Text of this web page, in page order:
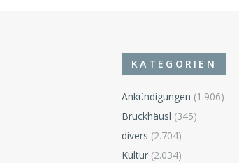
KATEGORIEN
Ankündigungen (1.906)
Bruckhäusl (345)
divers (2.704)
Kultur (2.034)